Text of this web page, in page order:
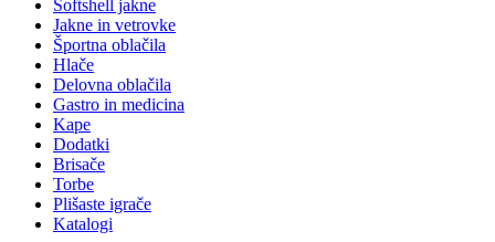
Softshell jakne
Jakne in vetrovke
Športna oblačila
Hlače
Delovna oblačila
Gastro in medicina
Kape
Dodatki
Brisače
Torbe
Plišaste igrače
Katalogi